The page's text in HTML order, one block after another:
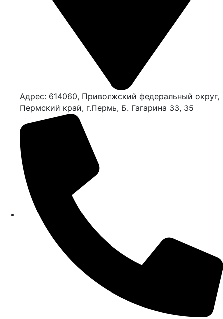
Адрес: 614060, Приволжский федеральный округ,
Пермский край, г.Пермь, Б. Гагарина 33, 35